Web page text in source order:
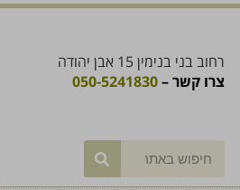
רחוב בני בנימין 15 אבן יהודה
צרו קשר –050-5241830